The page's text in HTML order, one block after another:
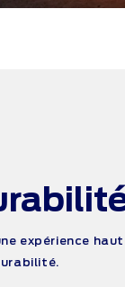
expérience haut